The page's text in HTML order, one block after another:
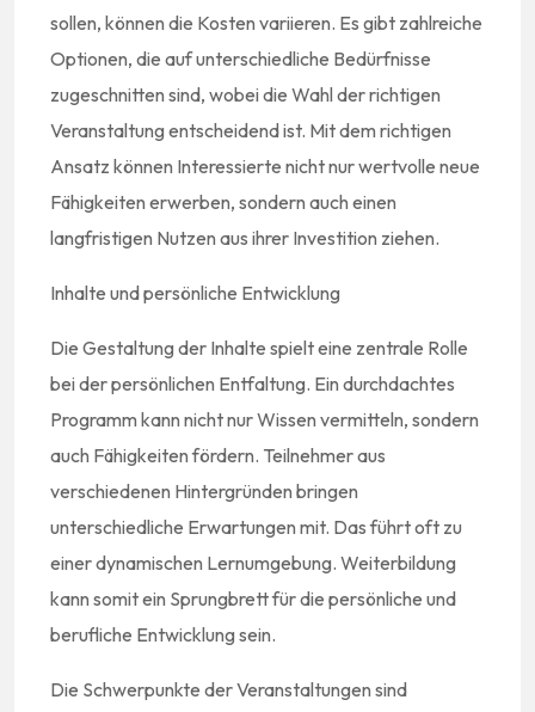
sollen, können die Kosten variieren. Es gibt zahlreiche
Optionen, die auf unterschiedliche Bedürfnisse
zugeschnitten sind, wobei die Wahl der richtigen
Veranstaltung entscheidend ist. Mit dem richtigen
Ansatz können Interessierte nicht nur wertvolle neue
Fähigkeiten erwerben, sondern auch einen
langfristigen Nutzen aus ihrer Investition ziehen.
Inhalte und persönliche Entwicklung
Die Gestaltung der Inhalte spielt eine zentrale Rolle
bei der persönlichen Entfaltung. Ein durchdachtes
Programm kann nicht nur Wissen vermitteln, sondern
auch Fähigkeiten fördern. Teilnehmer aus
verschiedenen Hintergründen bringen
unterschiedliche Erwartungen mit. Das führt oft zu
einer dynamischen Lernumgebung. Weiterbildung
kann somit ein Sprungbrett für die persönliche und
berufliche Entwicklung sein.
Die Schwerpunkte der Veranstaltungen sind